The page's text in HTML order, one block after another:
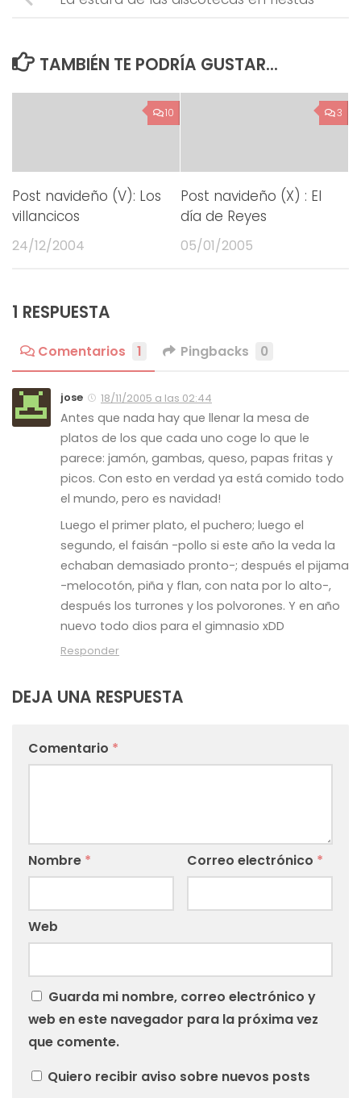
TAMBIÉN TE PODRÍA GUSTAR...
10
Post navideño (V): Los
villancicos
24/12/2004
3
Post navideño (X) : El
día de Reyes
05/01/2005
1 RESPUESTA
Comentarios 1 Pingbacks 0
jose 18/11/2005 a las 02:44
Antes que nada hay que llenar la mesa de
platos de los que cada uno coge lo que le
parece: jamón, gambas, queso, papas fritas y
picos. Con esto en verdad ya está comido todo
el mundo, pero es navidad!
Luego el primer plato, el puchero; luego el
segundo, el faisán -pollo si este año la veda la
echaban demasiado pronto-; después el pijama
-melocotón, piña y flan, con nata por lo alto-,
después los turrones y los polvorones. Y en año
nuevo todo dios para el gimnasio xDD
Responder
DEJA UNA RESPUESTA
Comentario *
Nombre * Correo electrónico *
Web
Guarda mi nombre, correo electrónico y
web en este navegador para la próxima vez
que comente.
Quiero recibir aviso sobre nuevos posts